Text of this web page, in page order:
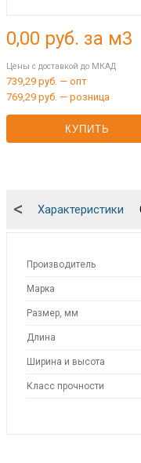
0,00 руб. за м3
Цены с доставкой до МКАД
739,29 руб. — опт
769,29 руб. — розница
КУПИТЬ
Характеристики
<
Производитель
Марка
Размер, мм
Длина
Ширина и высота
Класс прочности